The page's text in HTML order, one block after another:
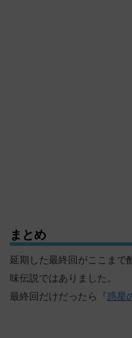
まとめ
延期した最終回がここまで
味伝説ではありました。
最終回だけだったら『惑星